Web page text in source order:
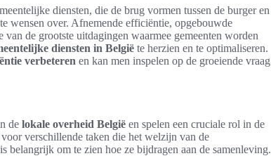
diensten, die de brug vormen tussen de burger en
wensen over. Afnemende efficiëntie, opgebouwde
de grootste uitdagingen waarmee gemeenten worden
diensten in België te herzien en te optimaliseren.
verbeteren en kan men inspelen op de groeiende vraag
de lokale overheid België en spelen een cruciale rol in de
verschillende taken die het welzijn van de
belangrijk om te zien hoe ze bijdragen aan de samenleving.